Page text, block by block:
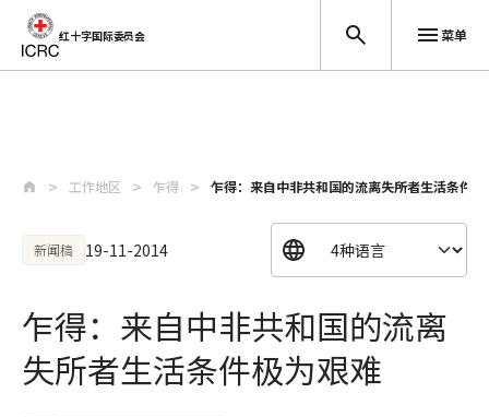
红十字国际委员会 菜单
工作地区 乍得 乍得：来自中非共和国的流离失所者生活条件
新闻稿 19-11-2014
乍得：来自中非共和国的流离
失所者生活条件极为艰难